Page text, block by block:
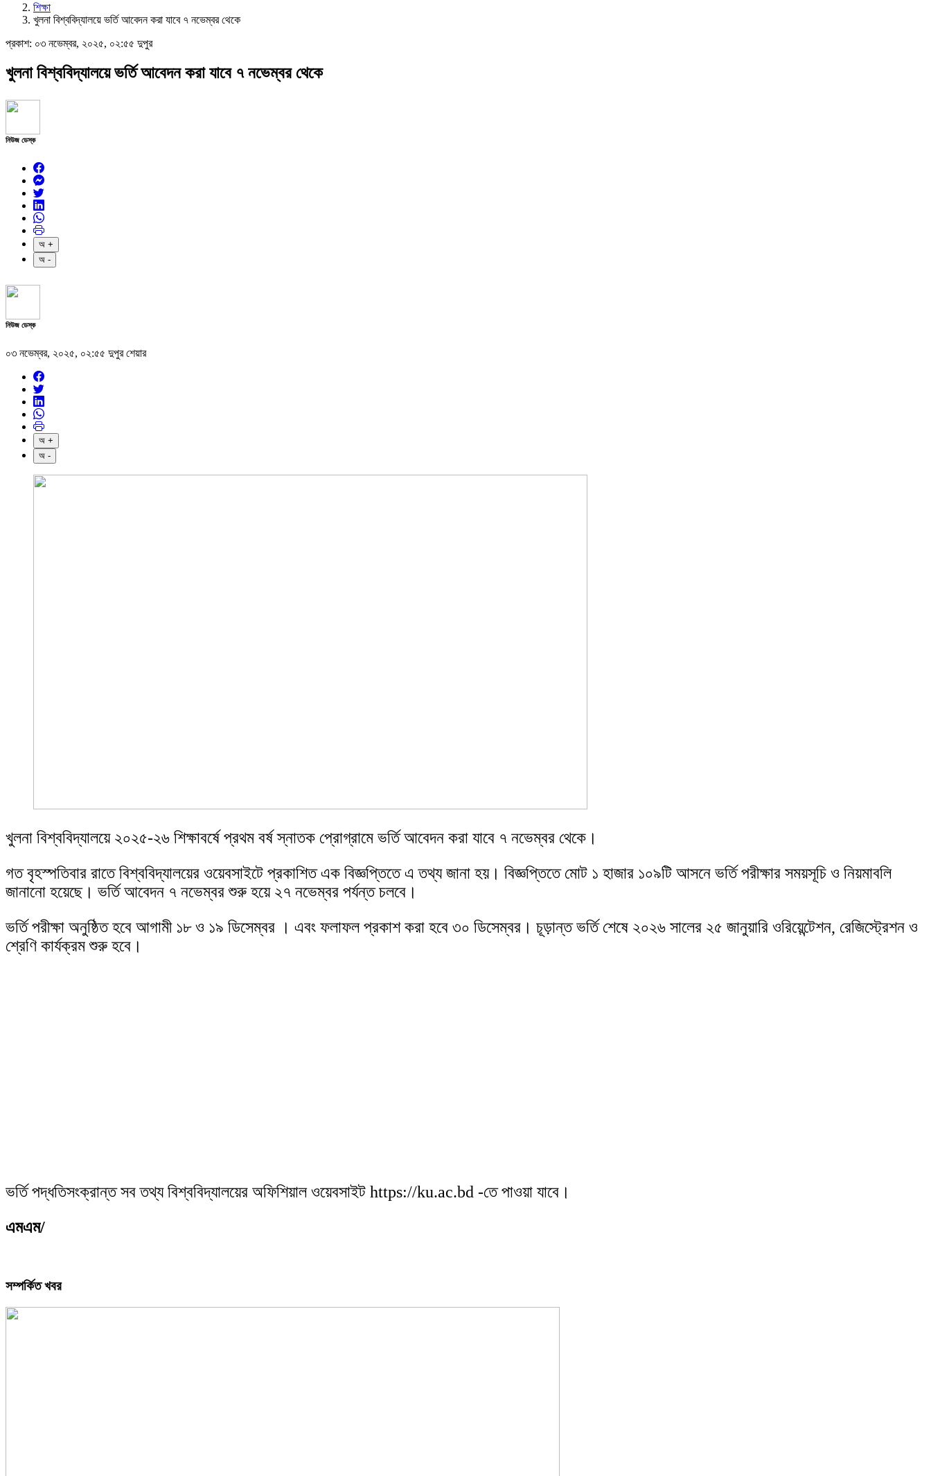
শিক্ষা
খুলনা বিশ্ববিদ্যালয়ে ভর্তি আবেদন করা যাবে ৭ নভেম্বর থেকে
প্রকাশ: ০৩ নভেম্বর, ২০২৫, ০২:৫৫ দুপুর
খুলনা বিশ্ববিদ্যালয়ে ভর্তি আবেদন করা যাবে ৭ নভেম্বর থেকে
নিউজ ডেস্ক
অ +
অ -
নিউজ ডেস্ক
০৩ নভেম্বর, ২০২৫, ০২:৫৫ দুপুরশেয়ার
অ +
অ -
খুলনা বিশ্ববিদ্যালয়ে ২০২৫-২৬ শিক্ষাবর্ষে প্রথম বর্ষ স্নাতক প্রোগ্রামে ভর্তি আবেদন করা যাবে ৭ নভেম্বর থেকে।
গত বৃহস্পতিবার রাতে বিশ্ববিদ্যালয়ের ওয়েবসাইটে প্রকাশিত এক বিজ্ঞপ্তিতে এ তথ্য জানা হয়। বিজ্ঞপ্তিতে মোট ১ হাজার ১০৯টি আসনে ভর্তি পরীক্ষার সময়সূচি ও নিয়মাবলি
জানানো হয়েছে। ভর্তি আবেদন ৭ নভেম্বর শুরু হয়ে ২৭ নভেম্বর পর্যন্ত চলবে।
ভর্তি পরীক্ষা অনুষ্ঠিত হবে আগামী ১৮ ও ১৯ ডিসেম্বর । এবং ফলাফল প্রকাশ করা হবে ৩০ ডিসেম্বর। চূড়ান্ত ভর্তি শেষে ২০২৬ সালের ২৫ জানুয়ারি ওরিয়েন্টেশন, রেজিস্ট্রেশন ও
শ্রেণি কার্যক্রম শুরু হবে।
ভর্তি পদ্ধতিসংক্রান্ত সব তথ্য বিশ্ববিদ্যালয়ের অফিশিয়াল ওয়েবসাইট https://ku.ac.bd -তে পাওয়া যাবে।
এমএম/
সম্পর্কিত খবর